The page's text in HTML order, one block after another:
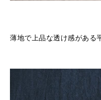
薄地で上品な透け感がある